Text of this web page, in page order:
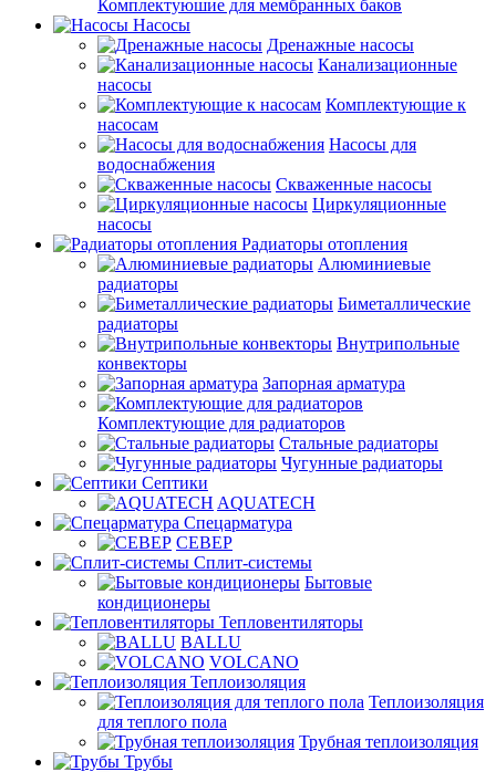
Комплектуюшие для мембранных баков
Насосы
Дренажные насосы
Канализационные
насосы
Комплектующие к
насосам
Насосы для
водоснабжения
Скваженные насосы
Циркуляционные
насосы
Радиаторы отопления
Алюминиевые
радиаторы
Биметаллические
радиаторы
Внутрипольные
конвекторы
Запорная арматура
Комплектующие для радиаторов
Стальные радиаторы
Чугунные радиаторы
Септики
AQUATECH
Спецарматура
СЕВЕР
Сплит-системы
Бытовые
кондиционеры
Тепловентиляторы
BALLU
VOLCANO
Теплоизоляция
Теплоизоляция
для теплого пола
Трубная теплоизоляция
Трубы